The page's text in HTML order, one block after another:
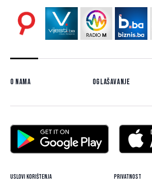
O nama Oglašavanje
Uslovi korištenja Privatnost